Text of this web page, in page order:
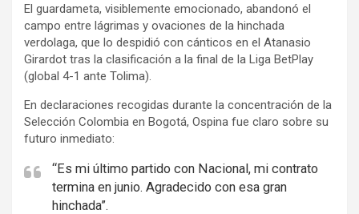
o
k
p
t
i
r
El guardameta, visiblemente emocionado, abandonó el
campo entre lágrimas y ovaciones de la hinchada
verdolaga, que lo despidió con cánticos en el Atanasio
Girardot tras la clasificación a la final de la Liga BetPlay
(global 4-1 ante Tolima).
En declaraciones recogidas durante la concentración de la
Selección Colombia en Bogotá, Ospina fue claro sobre su
futuro inmediato:
“Es mi último partido con Nacional, mi contrato
termina en junio. Agradecido con esa gran
hinchada”.